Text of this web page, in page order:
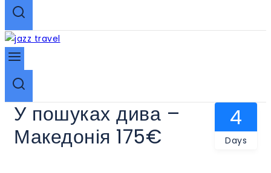
У пошуках дива –
Македонія 175€
4
Days